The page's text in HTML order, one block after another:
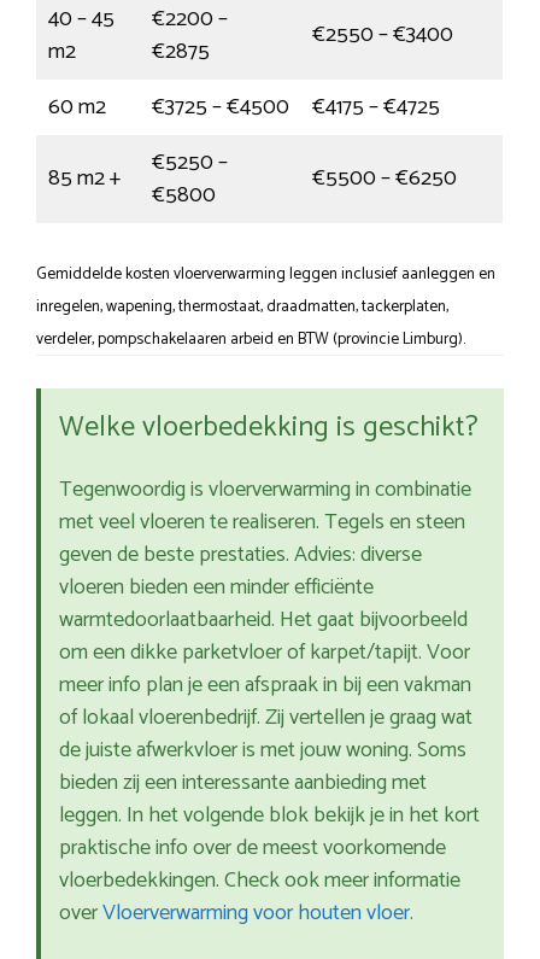
40 – 45
m2
€2200 –
€2875
€2550 – €3400
60 m2
€3725 – €4500
€4175 – €4725
85 m2 +
€5250 –
€5800
€5500 – €6250
Gemiddelde kosten vloerverwarming leggen inclusief aanleggen en
inregelen, wapening, thermostaat, draadmatten, tackerplaten,
verdeler, pompschakelaaren arbeid en BTW (provincie Limburg).
Welke vloerbedekking is geschikt?
Tegenwoordig is vloerverwarming in combinatie
met veel vloeren te realiseren. Tegels en steen
geven de beste prestaties. Advies: diverse
vloeren bieden een minder efficiënte
warmtedoorlaatbaarheid. Het gaat bijvoorbeeld
om een dikke parketvloer of karpet/tapijt. Voor
meer info plan je een afspraak in bij een vakman
of lokaal vloerenbedrijf. Zij vertellen je graag wat
de juiste afwerkvloer is met jouw woning. Soms
bieden zij een interessante aanbieding met
leggen. In het volgende blok bekijk je in het kort
praktische info over de meest voorkomende
vloerbedekkingen. Check ook meer informatie
overVloerverwarming voor houten vloer.